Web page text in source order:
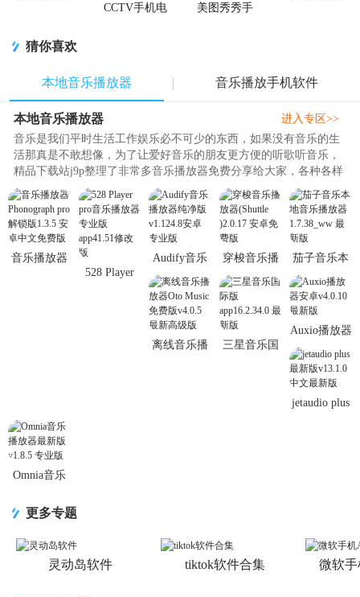
CCTV手机电
美图秀秀手
猜你喜欢
本地音乐播放器 音乐播放手机软件
本地音乐播放器
音乐是我们平时生活工作娱乐必不可少的东西，如果没有音乐的生
活那真是不敢想像，为了让爱好音乐的朋友更方便的听歌听音乐，
精品下载站j9p整理了非常多音乐播放器免费分享给大家，各种各样
各种类型的音乐播放器都有，..
进入专区>>
音乐播放器
528 Player
Audify音乐
播放器纯净
版v1.124.8
安卓专业版
穿梭音乐播
放器(Shuttle
)2.0.17 安卓
免费版
茄子音乐本
地音乐播放
器1.7.38_ww
最新版
离线音乐播
三星音乐国
Auxio播放器
安卓v4.0.10
最新版
jetaudio plus
Omnia音乐
版v1.8.5 专
更多专题
灵动岛软件 tiktok软件合集 微软手